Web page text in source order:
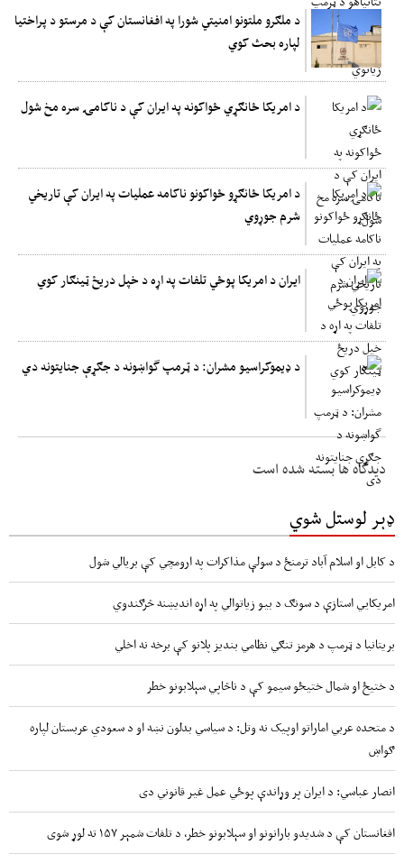
د ملګرو ملتونو امنیتي شورا په افغانستان کې د مرستو د پراختیا
لپاره بحث کوي
د امریکا ځانګړي ځواکونه په ایران کې د ناکامۍ سره مخ شول
د امریکا ځانګړو ځواکونو ناکامه عملیات په ایران کې تاریخي
شرم جوړوي
ایران د امریکا پوځي تلفات په اړه د خپل دریځ ټینګار کوي
د ډیموکراسیو مشران: د ټرمپ گواښونه د جګړې جنایتونه دي
دیدگاه ها بسته شده است
ډېر لوستل شوي
د کابل او اسلام آباد ترمنځ د سولې مذاکرات په ارومچي کې بريالي شول
امریکايي استازې د سونګ د بیو زیاتوالي په اړه اندیښنه څرګندوي
بریتانیا د ټرمپ د هرمز تنګي نظامي بندیز پلانو کې برخه نه اخلي
د ختیځ او شمال ختیځو سیمو کې د ناڅاپي سېلابونو خطر
د متحده عربي اماراتو اوپیک نه وتل: د سیاسي بدلون نښه او د سعودي عربستان لپاره
ګواښ
انصار عباسي: د ایران پر وړاندې پوځي عمل غیر قانوني دی
افغانستان کې د شدیدو بارانونو او سېلابونو خطر، د تلفات شمېر ۱۵۷ ته لوړ شوی